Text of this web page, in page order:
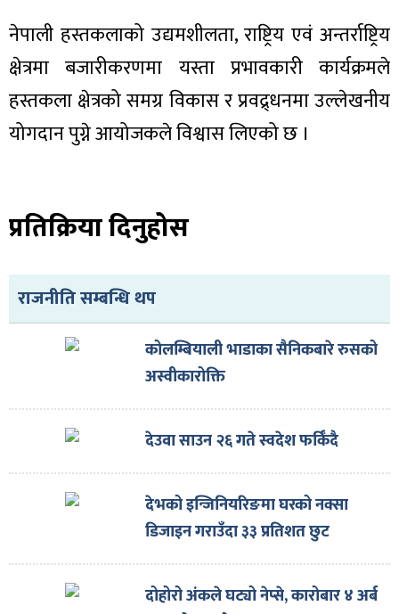
नेपाली हस्तकलाको उद्यमशीलता, राष्ट्रिय एवं अन्तर्राष्ट्रिय
क्षेत्रमा बजारीकरणमा यस्ता प्रभावकारी कार्यक्रमले
हस्तकला क्षेत्रको समग्र विकास र प्रवद्र्धनमा उल्लेखनीय
योगदान पुग्ने आयोजकले विश्वास लिएको छ ।
प्रतिक्रिया दिनुहोस
राजनीति सम्बन्धि थप
कोलम्बियाली भाडाका सैनिकबारे रुसको
अस्वीकारोक्ति
देउवा साउन २६ गते स्वदेश फर्किँदै
देभको इन्जिनियरिङमा घरको नक्सा
डिजाइन गराउँदा ३३ प्रतिशत छुट
दोहोरो अंकले घट्यो नेप्से, कारोबार ४ अर्ब